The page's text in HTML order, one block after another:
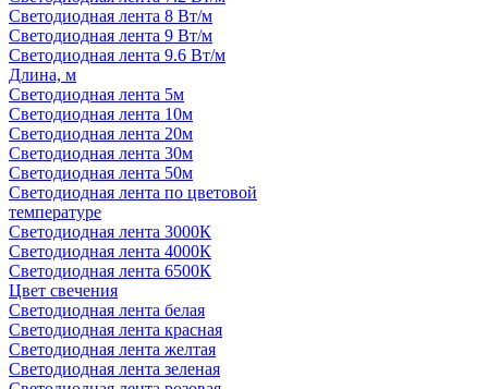
Светодиодная лента 8 Вт/м
Светодиодная лента 9 Вт/м
Светодиодная лента 9.6 Вт/м
Длина, м
Светодиодная лента 5м
Светодиодная лента 10м
Светодиодная лента 20м
Светодиодная лента 30м
Светодиодная лента 50м
Светодиодная лента по цветовой
температуре
Светодиодная лента 3000К
Светодиодная лента 4000К
Светодиодная лента 6500К
Цвет свечения
Светодиодная лента белая
Светодиодная лента красная
Светодиодная лента желтая
Светодиодная лента зеленая